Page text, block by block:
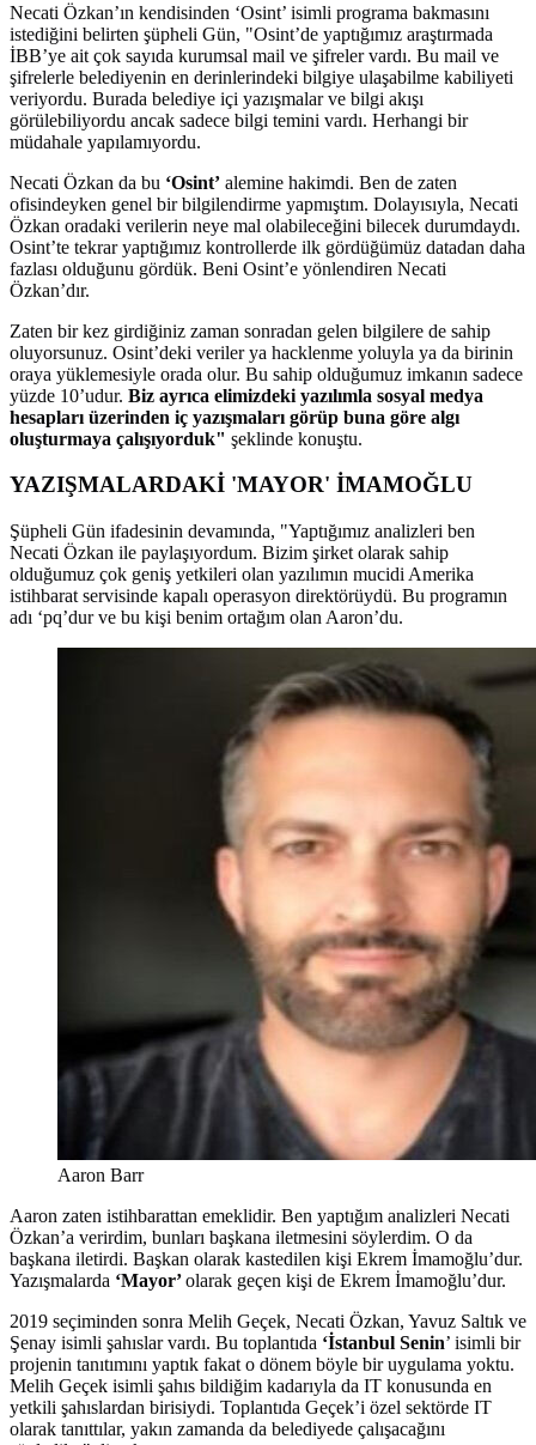
Necati Özkan’ın kendisinden ‘Osint’ isimli programa bakmasını
istediğini belirten şüpheli Gün, "Osint’de yaptığımız araştırmada
İBB’ye ait çok sayıda kurumsal mail ve şifreler vardı. Bu mail ve
şifrelerle belediyenin en derinlerindeki bilgiye ulaşabilme kabiliyeti
veriyordu. Burada belediye içi yazışmalar ve bilgi akışı
görülebiliyordu ancak sadece bilgi temini vardı. Herhangi bir
müdahale yapılamıyordu.
Necati Özkan da bu ‘Osint’ alemine hakimdi. Ben de zaten
ofisindeyken genel bir bilgilendirme yapmıştım. Dolayısıyla, Necati
Özkan oradaki verilerin neye mal olabileceğini bilecek durumdaydı.
Osint’te tekrar yaptığımız kontrollerde ilk gördüğümüz datadan daha
fazlası olduğunu gördük. Beni Osint’e yönlendiren Necati
Özkan’dır.
Zaten bir kez girdiğiniz zaman sonradan gelen bilgilere de sahip
oluyorsunuz. Osint’deki veriler ya hacklenme yoluyla ya da birinin
oraya yüklemesiyle orada olur. Bu sahip olduğumuz imkanın sadece
yüzde 10’udur. Biz ayrıca elimizdeki yazılımla sosyal medya
hesapları üzerinden iç yazışmaları görüp buna göre algı
oluşturmaya çalışıyorduk" şeklinde konuştu.
YAZIŞMALARDAKİ 'MAYOR' İMAMOĞLU
Şüpheli Gün ifadesinin devamında, "Yaptığımız analizleri ben
Necati Özkan ile paylaşıyordum. Bizim şirket olarak sahip
olduğumuz çok geniş yetkileri olan yazılımın mucidi Amerika
istihbarat servisinde kapalı operasyon direktörüydü. Bu programın
adı ‘pq’dur ve bu kişi benim ortağım olan Aaron’du.
Aaron Barr
Aaron zaten istihbarattan emeklidir. Ben yaptığım analizleri Necati
Özkan’a verirdim, bunları başkana iletmesini söylerdim. O da
başkana iletirdi. Başkan olarak kastedilen kişi Ekrem İmamoğlu’dur.
Yazışmalarda ‘Mayor’olarak geçen kişi de Ekrem İmamoğlu’dur.
2019 seçiminden sonra Melih Geçek, Necati Özkan, Yavuz Saltık ve
Şenay isimli şahıslar vardı. Bu toplantıda ‘İstanbul Senin’ isimli bir
projenin tanıtımını yaptık fakat o dönem böyle bir uygulama yoktu.
Melih Geçek isimli şahıs bildiğim kadarıyla da IT konusunda en
yetkili şahıslardan birisiydi. Toplantıda Geçek’i özel sektörde IT
olarak tanıttılar, yakın zamanda da belediyede çalışacağını